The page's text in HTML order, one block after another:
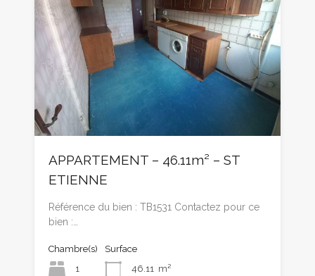
APPARTEMENT – 46.11m² – ST
ETIENNE
Référence du bien : TB1531 Contactez pour ce
bien :…
Chambre(s)
1
Surface
46.11 m²